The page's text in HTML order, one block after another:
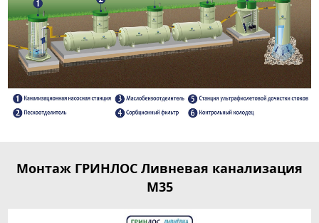
Монтаж ГРИНЛОС Ливневая канализация
М35